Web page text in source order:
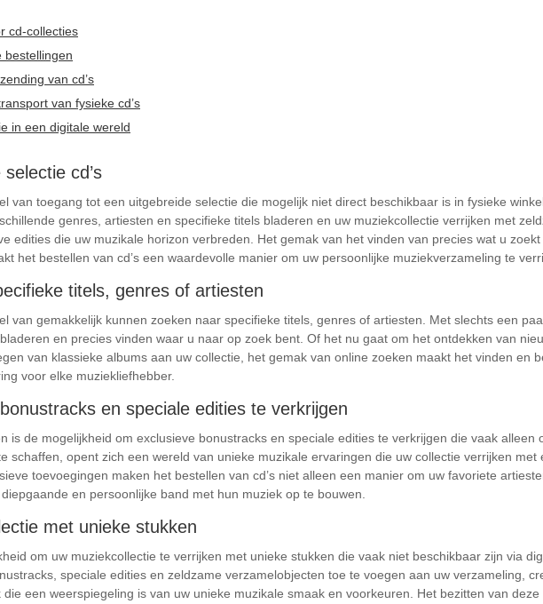
cd-collecties
bestellingen
van cd’s
van fysieke cd’s
in een digitale wereld
cd’s
van toegang tot een uitgebreide selectie die mogelijk niet direct beschikbaar is in fysieke
genres, artiesten en specifieke titels bladeren en uw muziekcollectie verrijken met
edities die uw muzikale horizon verbreden. Het gemak van het vinden van precies wat u
het bestellen van cd’s een waardevolle manier om uw persoonlijke muziekverzameling te
titels, genres of artiesten
van gemakkelijk kunnen zoeken naar specifieke titels, genres of artiesten. Met slechts een
en precies vinden waar u naar op zoek bent. Of het nu gaat om het ontdekken van
van klassieke albums aan uw collectie, het gemak van online zoeken maakt het vinden en
voor elke muziekliefhebber.
en speciale edities te verkrijgen
is de mogelijkheid om exclusieve bonustracks en speciale edities te verkrijgen die vaak alleen
schaffen, opent zich een wereld van unieke muzikale ervaringen die uw collectie verrijken met
toevoegingen maken het bestellen van cd’s niet alleen een manier om uw favoriete
en persoonlijke band met hun muziek op te bouwen.
met unieke stukken
om uw muziekcollectie te verrijken met unieke stukken die vaak niet beschikbaar zijn via
speciale edities en zeldzame verzamelobjecten toe te voegen aan uw verzameling,
een weerspiegeling is van uw unieke muzikale smaak en voorkeuren. Het bezitten van deze